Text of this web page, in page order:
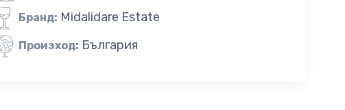
Бранд: Midalidare Estate
Произход: България